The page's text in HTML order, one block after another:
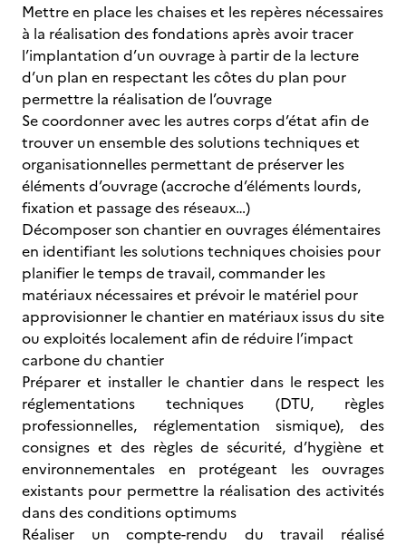
Mettre en place les chaises et les repères nécessaires
à la réalisation des fondations après avoir tracer
l’implantation d’un ouvrage à partir de la lecture
d’un plan en respectant les côtes du plan pour
permettre la réalisation de l’ouvrage
Se coordonner avec les autres corps d’état afin de
trouver un ensemble des solutions techniques et
organisationnelles permettant de préserver les
éléments d’ouvrage (accroche d’éléments lourds,
fixation et passage des réseaux…)
Décomposer son chantier en ouvrages élémentaires
en identifiant les solutions techniques choisies pour
planifier le temps de travail, commander les
matériaux nécessaires et prévoir le matériel pour
approvisionner le chantier en matériaux issus du site
ou exploités localement afin de réduire l’impact
carbone du chantier
Préparer et installer le chantier dans le respect les
réglementations techniques (DTU, règles
professionnelles, réglementation sismique), des
consignes et des règles de sécurité, d’hygiène et
environnementales en protégeant les ouvrages
existants pour permettre la réalisation des activités
dans des conditions optimums
Réaliser un compte-rendu du travail réalisé